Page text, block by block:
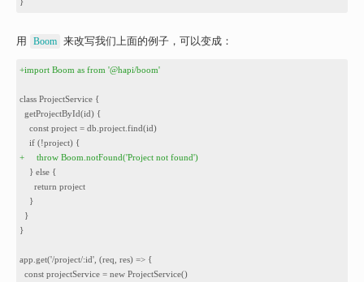
用 Boom 来改写我们上面的例子，可以变成：
+import Boom as from '@hapi/boom'
class ProjectService {
  getProjectById(id) {
const project = db.project.find(id)
if (!project) {
+ throw Boom.notFound('Project not found')
} else {
return project
}
  }
}
app.get('/project/:id', (req, res) => {
  const projectService = new ProjectService()